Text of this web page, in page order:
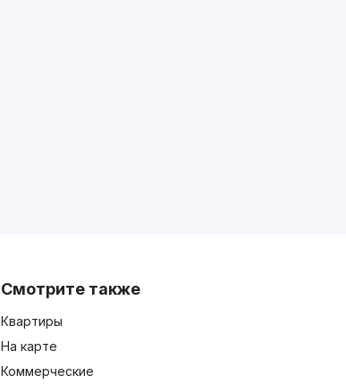
Смотрите также
Квартиры
На карте
Коммерческие